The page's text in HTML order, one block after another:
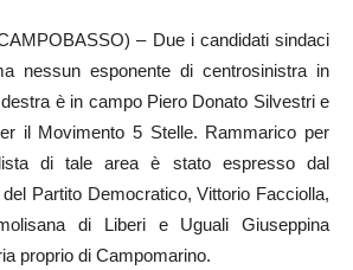
– Due i candidati sindaci
nessun esponente di centrosinistra in
è in campo Piero Donato Silvestri e
il Movimento 5 Stelle. Rammarico per
di tale area è stato espresso dal
Partito Democratico, Vittorio Facciolla,
di Liberi e Uguali Giuseppina
proprio di Campomarino.